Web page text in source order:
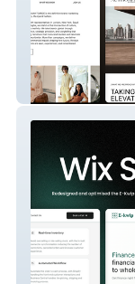
Authority